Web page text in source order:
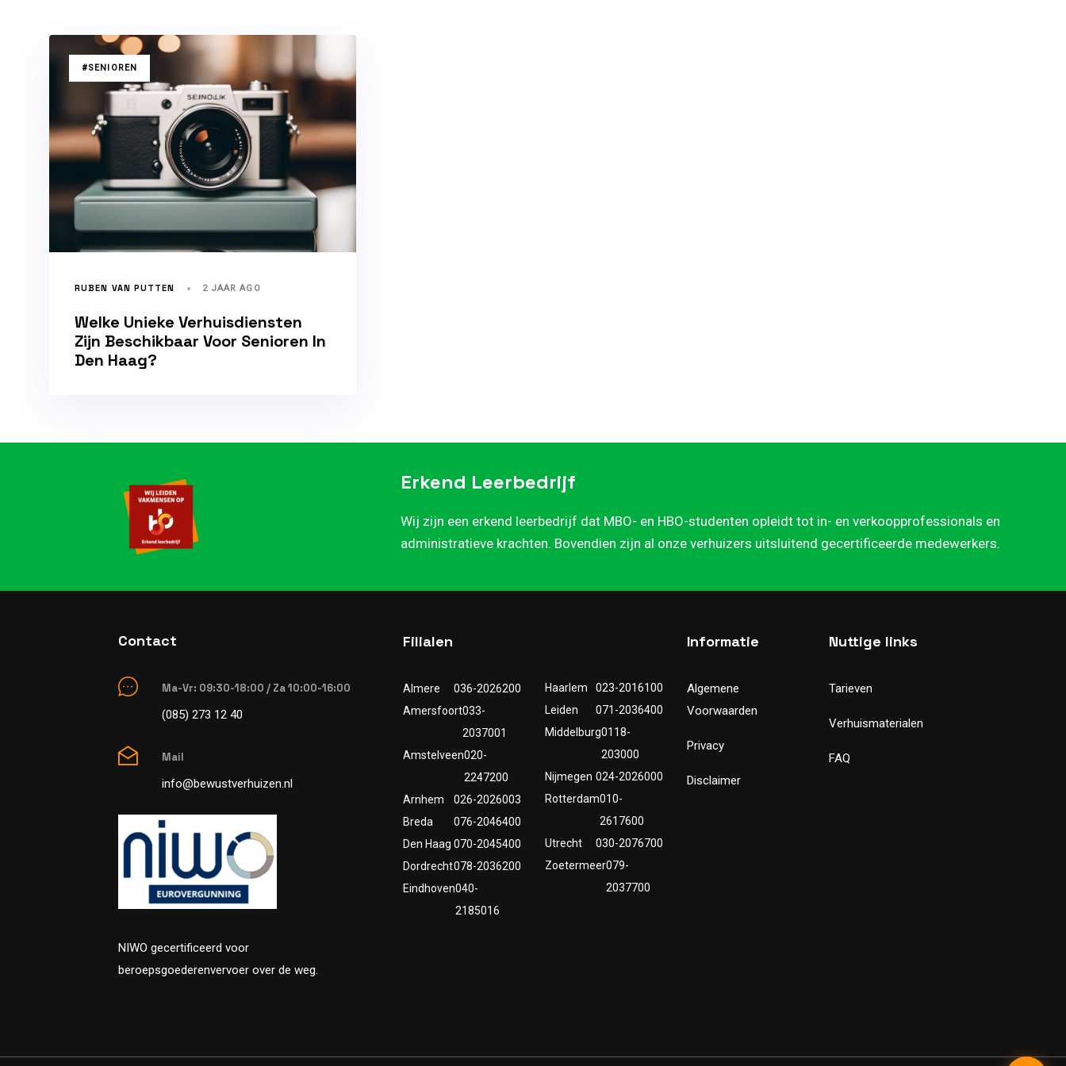
TAGS#SENIOREN
RUBEN VAN PUTTEN 2 JAAR AGO
Welke Unieke Verhuisdiensten
Zijn Beschikbaar Voor Senioren In
Den Haag?
Erkend Leerbedrijf
Wij zijn een erkend leerbedrijf dat MBO- en HBO-studenten opleidt tot in- en verkoopprofessionals en
administratieve krachten. Bovendien zijn al onze verhuizers uitsluitend gecertificeerde medewerkers.
Contact
Ma-Vr: 09:30-18:00 / Za 10:00-16:00
(085) 273 12 40
Mail
info@bewustverhuizen.nl
NIWO gecertificeerd voor
beroepsgoederenvervoer over de weg.
Filialen
Almere
036-2026200
Amersfoort033-
2037001
Amstelveen020-
2247200
Arnhem
026-2026003
Breda
076-2046400
Den Haag 070-2045400
Dordrecht078-2036200
Eindhoven040-
2185016
Haarlem
023-2016100
Leiden
071-2036400
Middelburg0118-
203000
Nijmegen 024-2026000
Rotterdam010-
2617600
Utrecht
030-2076700
Zoetermeer079-
2037700
Informatie
Algemene
Voorwaarden
Privacy
Disclaimer
Nuttige links
Tarieven
Verhuismaterialen
FAQ